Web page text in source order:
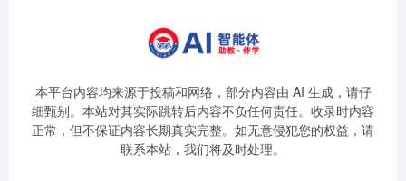
本平台内容均来源于投稿和网络，部分内容由 AI 生成，请仔
细甄别。本站对其实际跳转后内容不负任何责任。收录时内容
正常，但不保证内容长期真实完整。如无意侵犯您的权益，请
联系本站，我们将及时处理。